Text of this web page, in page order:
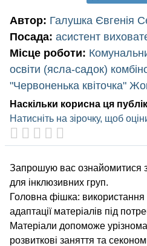
Автор: Галушка Євгенія
Посада: асистент
Місце роботи:
освіти (ясла-садок)
"Червоненька квіточка"
Наскільки корисна ця
Натисніть на зірочку, щоб
Запрошую вас ознайомитися
для інклюзивних груп.
Головна фішка:
адаптації матеріалів під
Матеріали допоможе
розвиткові заняття та